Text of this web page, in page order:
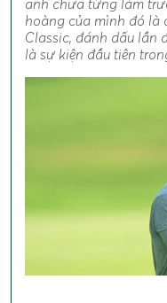
anh chưa từng làm
hoàng của mình đó là
Classic, đánh dấu lần
là sự kiện đầu tiên